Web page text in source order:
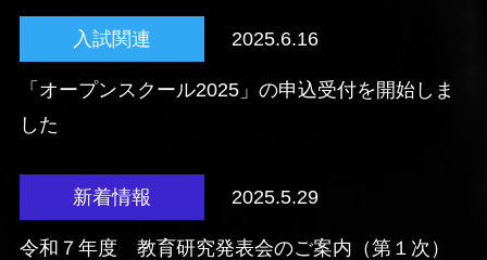
入試関連 2025.6.16
「オープンスクール2025」の申込受付を開始しま
した
新着情報 2025.5.29
令和７年度 教育研究発表会のご案内（第１次）